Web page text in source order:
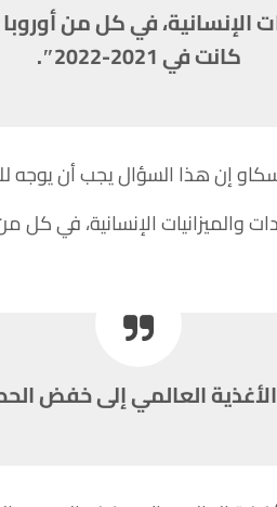
الإنسانية، في كل من
كانت في 2021-2022″.
إن هذا السؤال يجب أن يوجه
والميزانيات الإنسانية، في كل
العالمي إلى خفض